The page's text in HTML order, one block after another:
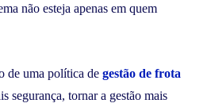
não esteja apenas em quem
de uma política de gestão de frota
segurança, tornar a gestão mais